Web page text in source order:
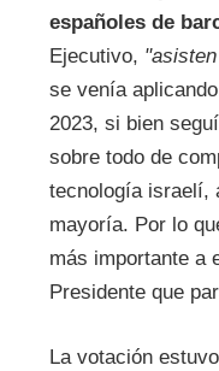
españoles de
Ejecutivo,
se venía
2023, si bien
sobre todo de
tecnología israelí,
mayoría. Por lo
más importante a
Presidente que
La votación